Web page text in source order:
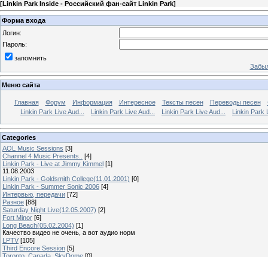
[Linkin Park Inside - Российский фан-сайт Linkin Park]
Форма входа
Логин:
Пароль:
запомнить
Меню сайта
Главная Форум Информация Интересное Тексты песен Переводы песен
Linkin Park Live Aud...
Linkin Park Live Aud... Linkin Park Live Aud... Linkin Park
Categories
AOL Music Sessions [3]
Channel 4 Music Presents..
[4]
Linkin Park - Live at Jimmy Kimmel [1]
11.08.2003
Linkin Park - Goldsmith College(11.01.2001) [0]
Linkin Park - Summer Sonic 2006 [4]
Интервью, передачи [72]
Разное [88]
Saturday Night Live(12.05.2007) [2]
Fort Minor [6]
Long Beach(05.02.2004) [1]
Качество видео не очень, а вот аудио норм
LPTV [105]
Third Encore Session [5]